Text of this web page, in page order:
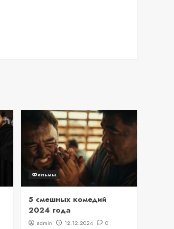
Фильмы
5 смешных комедий
2024 года
admin 12.12.2024 0